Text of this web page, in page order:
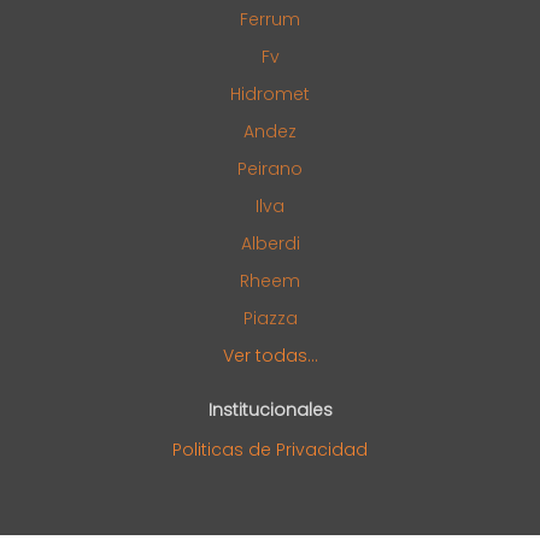
Ferrum
Fv
Hidromet
Andez
Peirano
Ilva
Alberdi
Rheem
Piazza
Ver todas...
Institucionales
Politicas de Privacidad